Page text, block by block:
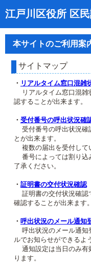
江戸川区役所 区
トップページ
受付番号の呼出状
証明書の交付状況確
呼出状況のメール
来庁日時の事前予約
事前予約の確認・取
混雑予想カレンダー
本サイトのご利用案
本サイトのご利用案
サイトマップ
・ リアルタイム窓口混雑
リアルタイム窓口混雑
認することが出来ます。
・ 受付番号の呼出状況確
受付番号の呼出状況確
とが出来ます。
複数の届出を受付して
番号によっては割り込
了承ください。
・ 証明書の交付状況確認
証明書の交付状況確認
確認することが出来ます。
・ 呼出状況のメール通知
呼出状況のメール通知
ルでお知らせができるよ
通知設定は当日のみ有
ります。